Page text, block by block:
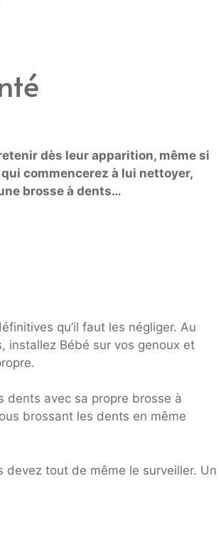
dès leur apparition, même si
commencerez à lui nettoyer,
brosse à dents…
qu’il faut les négliger. Au
installez Bébé sur vos genoux et
dents avec sa propre brosse à
brossant les dents en même
tout de même le surveiller. Un